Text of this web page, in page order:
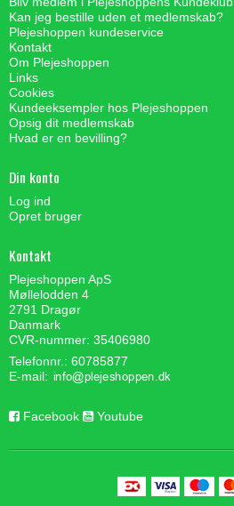
Kan jeg bestille uden et medlemskab?
Plejeshoppen kundeservice
Kontakt
Om Plejeshoppen
Links
Cookies
Kundeeksempler hos Plejeshoppen
Opsig dit medlemskab
Hvad er en bevilling?
Din konto
Log ind
Opret bruger
Kontakt
Plejeshoppen ApS
Møllelodden 4
2791 Dragør
Danmark
CVR-nummer: 35406980
Telefonnr.: 60785877
E-mail:
Facebook Youtube